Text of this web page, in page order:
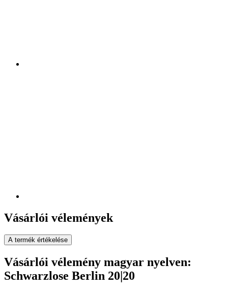
Vásárlói vélemények
A termék értékelése
Vásárlói vélemény magyar nyelven:
Schwarzlose Berlin 20|20